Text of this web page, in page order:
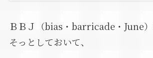
ＢＢＪ（bias・barricade・June
そっとしておいて、